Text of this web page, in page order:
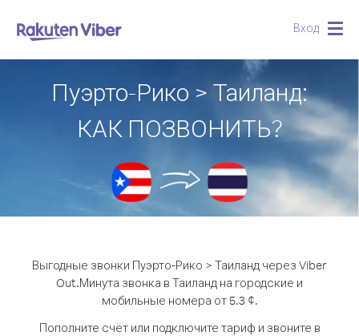
Вход
Пуэрто-Рико > Таиланд:
КАК ПОЗВОНИТЬ?
Выгодные звонки Пуэрто-Рико > Таиланд через Viber
Out.Минута звонка в Таиланд на городские и
мобильные номера от 5.3 ¢.
Пополните счёт или подключите тариф и звоните в